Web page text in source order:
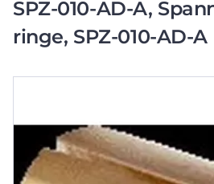
SPZ-010-AD-A,
ringe, SPZ-010-AD-A